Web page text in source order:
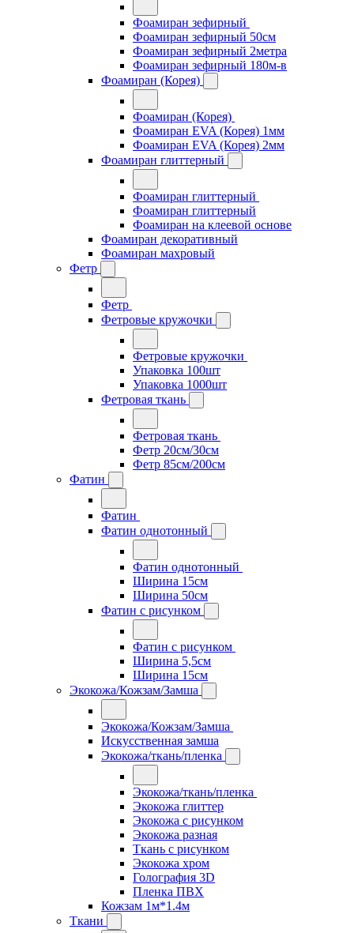
Фоамиран зефирный
Фоамиран зефирный 50см
Фоамиран зефирный 2метра
Фоамиран зефирный 180м-в
Фоамиран (Корея)
Фоамиран (Корея)
Фоамиран EVA (Корея) 1мм
Фоамиран EVA (Корея) 2мм
Фоамиран глиттерный
Фоамиран глиттерный
Фоамиран глиттерный
Фоамиран на клеевой основе
Фоамиран декоративный
Фоамиран махровый
Фетр
Фетр
Фетровые кружочки
Фетровые кружочки
Упаковка 100шт
Упаковка 1000шт
Фетровая ткань
Фетровая ткань
Фетр 20см/30см
Фетр 85см/200см
Фатин
Фатин
Фатин однотонный
Фатин однотонный
Ширина 15см
Ширина 50см
Фатин с рисунком
Фатин с рисунком
Ширина 5,5см
Ширина 15см
Экокожа/Кожзам/Замша
Экокожа/Кожзам/Замша
Искусственная замша
Экокожа/ткань/пленка
Экокожа/ткань/пленка
Экокожа глиттер
Экокожа с рисунком
Экокожа разная
Ткань с рисунком
Экокожа хром
Голография 3D
Пленка ПВХ
Кожзам 1м*1.4м
Ткани